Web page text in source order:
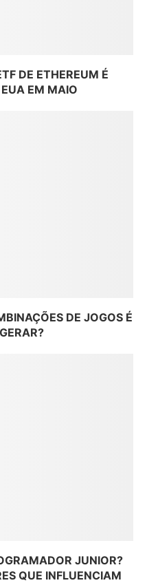
DE ETHEREUM É
EM MAIO
DE JOGOS É
JUNIOR?
QUE INFLUENCIAM